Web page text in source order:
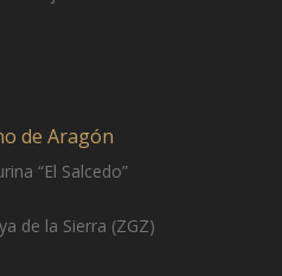
de Aragón
“El Salcedo”
de la Sierra (ZGZ)